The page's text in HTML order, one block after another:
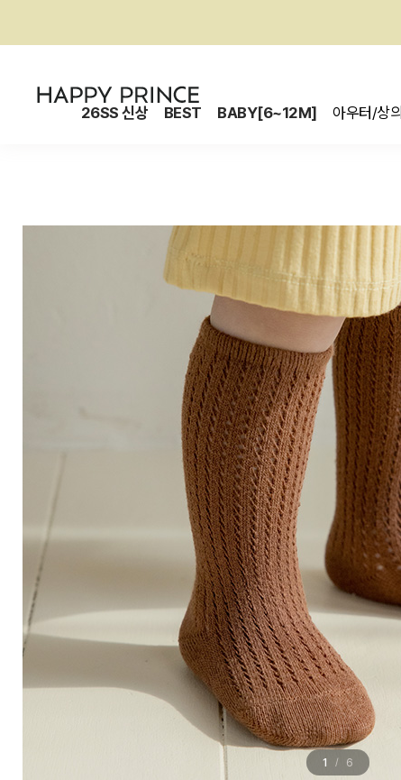
26SS 신상 BEST BABY[6~12M] 아우터/상의
1 / 6